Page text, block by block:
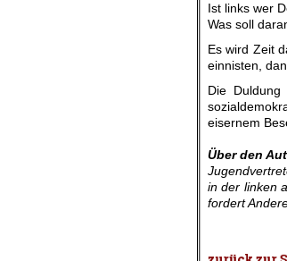
Ist links wer
Was soll
Es wird Zeit
einnisten,
Die
eisernem
Über den
in der linken
fordert